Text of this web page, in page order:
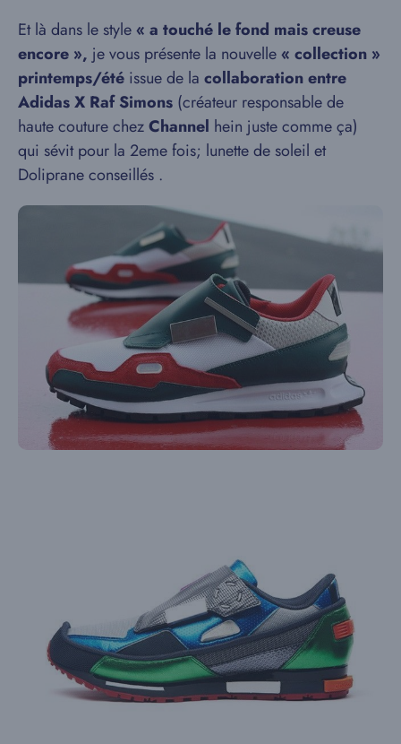
Et là dans le style« a touché le fond mais creuse
encore », je vous présente la nouvelle« collection »
printemps/été issue de la collaboration entre
Adidas X Raf Simons (créateur responsable de
haute couture chezChannel hein juste comme ça)
qui sévit pour la 2eme fois; lunette de soleil et
Doliprane conseillés .